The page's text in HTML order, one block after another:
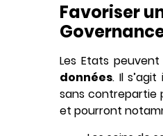
Favoriser
Les Etats
données. Il
sans contrepartie
et pourront